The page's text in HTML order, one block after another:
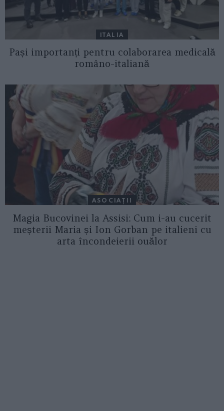
ITALIA
Pași importanți pentru colaborarea medicală
româno-italiană
ASOCIAŢII
Magia Bucovinei la Assisi: Cum i-au cucerit
meșterii Maria și Ion Gorban pe italieni cu
arta încondeierii ouălor